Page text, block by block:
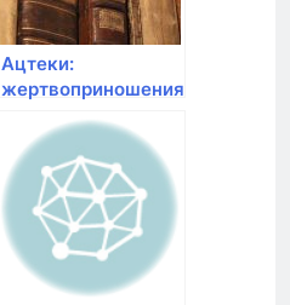
Ацтеки:
жертвоприношения